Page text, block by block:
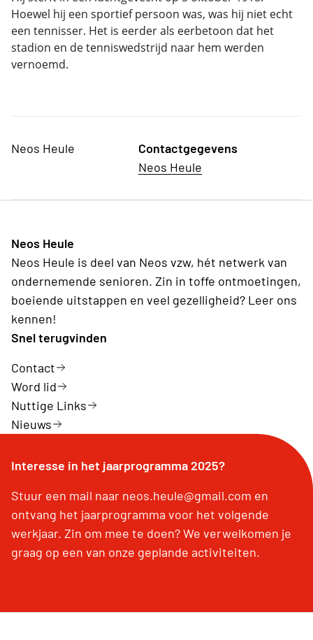
Hoewel hij een sportief persoon was, was hij niet echt
een tennisser. Het is eerder als eerbetoon dat het
stadion en de tenniswedstrijd naar hem werden
vernoemd.
Neos Heule
Contactgegevens
Neos Heule
Neos Heule
Neos Heule is deel van Neos vzw, hét netwerk van
ondernemende senioren. Zin in toffe ontmoetingen,
boeiende uitstappen en veel gezelligheid? Leer ons
kennen!
Snel terugvinden
Contact
Word lid
Nuttige Links
Nieuws
Interesse in het jaarprogramma 2025?
Stuur een mail naar neos.heule@gmail.com en
ontvang het jaarprogramma voor het volgende
werkjaar. Zin om mee te doen? We verwelkomen je
graag op een van onze geplande activiteiten.